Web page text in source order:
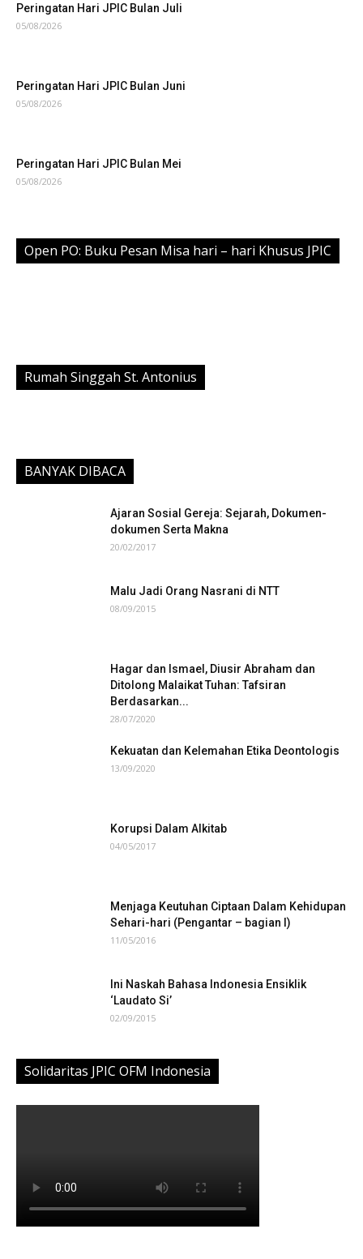
Peringatan Hari JPIC Bulan Juli
05/08/2026
Peringatan Hari JPIC Bulan Juni
05/08/2026
Peringatan Hari JPIC Bulan Mei
05/08/2026
Open PO: Buku Pesan Misa hari – hari Khusus JPIC
Rumah Singgah St. Antonius
BANYAK DIBACA
Ajaran Sosial Gereja: Sejarah, Dokumen-
dokumen Serta Makna
20/02/2017
Malu Jadi Orang Nasrani di NTT
08/09/2015
Hagar dan Ismael, Diusir Abraham dan
Ditolong Malaikat Tuhan: Tafsiran
Berdasarkan...
28/07/2020
Kekuatan dan Kelemahan Etika Deontologis
13/09/2020
Korupsi Dalam Alkitab
04/05/2017
Menjaga Keutuhan Ciptaan Dalam Kehidupan
Sehari-hari (Pengantar – bagian I)
11/05/2016
Ini Naskah Bahasa Indonesia Ensiklik
‘Laudato Si’
02/09/2015
Solidaritas JPIC OFM Indonesia